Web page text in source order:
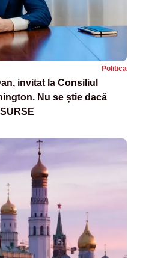
Politica
invitat la Consiliul
Nu se știe dacă